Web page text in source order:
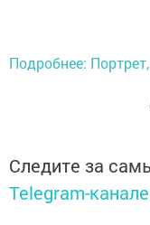
Подробнее:
Следите за
Telegram-канале